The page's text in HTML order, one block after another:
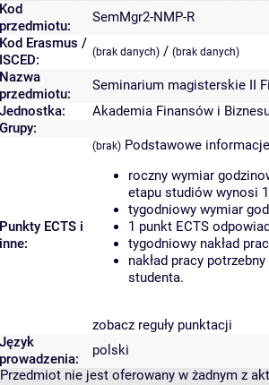
Kod
przedmiotu:
SemMgr2-NMP-R
Kod Erasmus /
ISCED:
(brak danych) / (brak danych)
Nazwa
przedmiotu:
Seminarium magisterskie II
Jednostka:
Akademia Finansów i
Grupy:
Punkty ECTS i
inne:
(brak) Podstawowe
roczny wymiar
etapu studiów wynosi
tygodniowy wymiar
1 punkt ECTS
tygodniowy nakład
nakład pracy
studenta.
zobacz reguły punktacji
Język
prowadzenia:
polski
Przedmiot nie jest oferowany w żadnym z